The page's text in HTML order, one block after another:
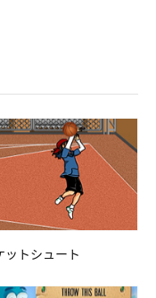
ットシュート